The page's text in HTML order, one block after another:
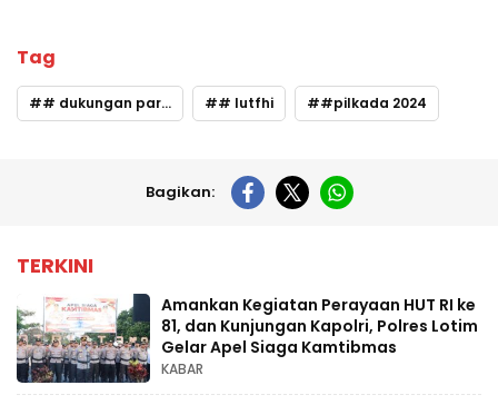
Tag
# dukungan partai # lutfhi #pilkada 2024
Bagikan:
TERKINI
Amankan Kegiatan Perayaan HUT RI ke
81, dan Kunjungan Kapolri, Polres Lotim
Gelar Apel Siaga Kamtibmas
KABAR